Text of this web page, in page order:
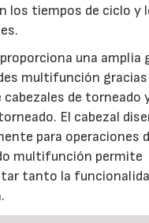
los tiempos de ciclo y
una amplia
multifunción gracias
cabezales de torneado
El cabezal
para operaciones
multifunción permite
tanto la